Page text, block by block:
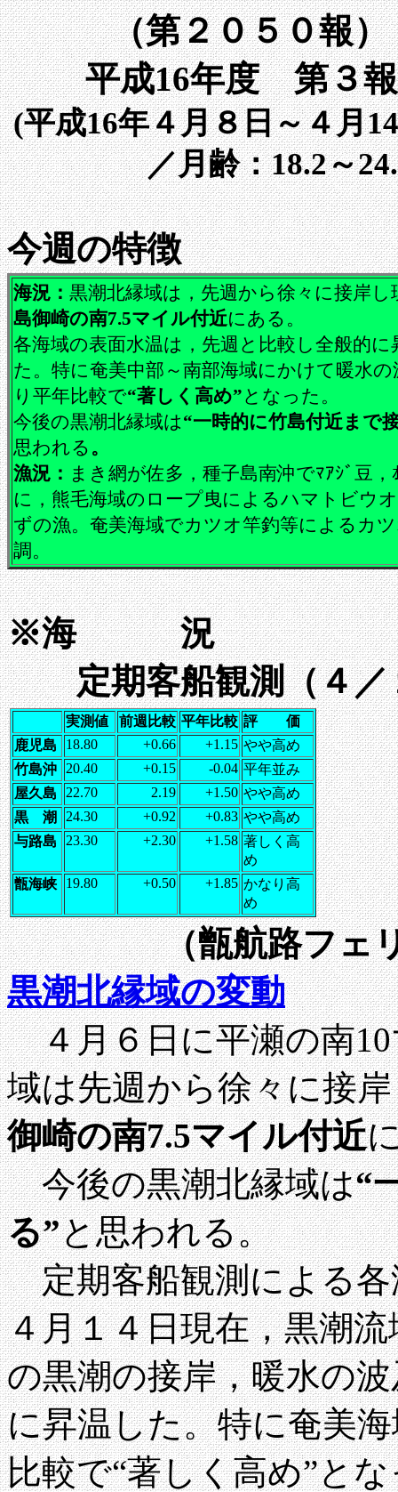
（第２０５０報）
平成16年度 第３報
(平成16年４月８日～４月
／月齢：18.2～
今週の特徴
海況： 黒潮北縁域は，先週から徐々に接岸し
島御崎の南7.5マイル付近にある。
各海域の表面水温は，先週と比較し全般的に
た。特に奄美中部～南部海域にかけて暖水
り平年比較で“著しく高め”となった。
今後の黒潮北縁域は“一時的に竹島付近まで
思われる 。
漁況： まき網が佐多，種子島南沖でﾏｱｼﾞ豆，
に，熊毛海域のロープ曳によるハマトビウ
ずの漁。 奄美海域でカツオ竿釣等による カ
調。
※海 況
定期客船観測（４
実測値 前週比較 平年比較 評 価
鹿児島
18.80 +0.66 +1.15 やや高め
竹島沖
20.40 +0.15 -0.04 平年並み
屋久島
22.70 2.19 +1.50 やや高め
黒 潮
24.30 +0.92 +0.83 やや高め
与路島
23.30 +2.30 +1.58 著しく高
め
甑海峡
19.80 +0.50 +1.85 かなり高
め
（甑航路フェ
黒潮北縁域の変動
４月６日に平瀬の南10
域は先週から徐々に接
御崎の南7.5マイル付近
今後の黒潮北縁域は“
る”と思われる。
定期客船観測による各
４月１４日現在，黒潮
の黒潮の接岸，暖水の
に昇温した。特に奄美
比較で“著しく高め”と